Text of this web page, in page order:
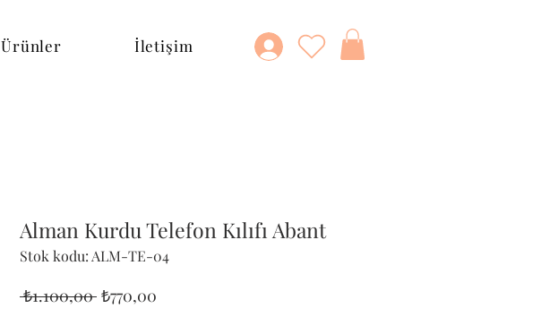
Ürünler İletişim
Alman Kurdu Telefon Kılıfı Abant
Stok kodu: ALM-TE-04
₺1.100,00 Normal
₺770,00